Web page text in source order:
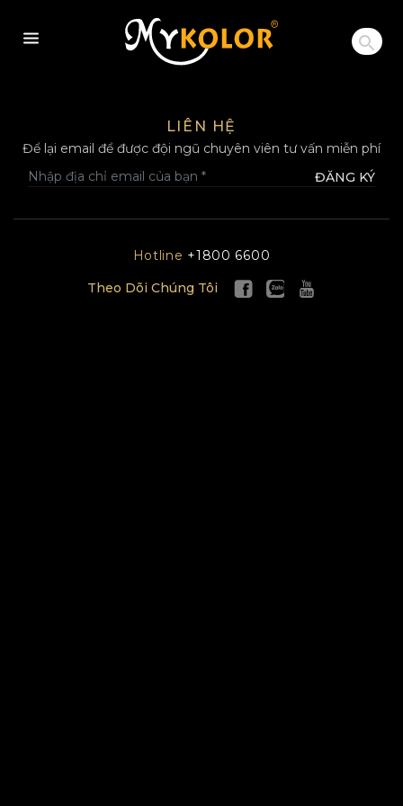
MYKOLOR
LIÊN HỆ
Để lại email để được đội ngũ chuyên viên tư vấn miễn phí
ĐĂNG KÝ
Hotline +1800 6600
Theo Dõi Chúng Tôi